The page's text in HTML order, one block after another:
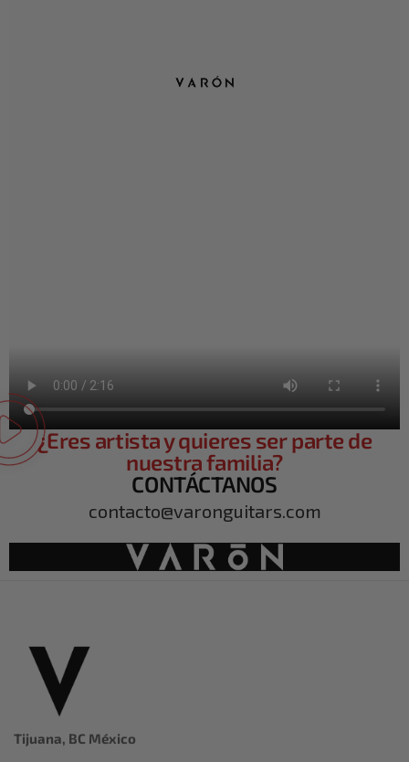
¿Eres artista y quieres ser parte de
nuestra familia?
CONTÁCTANOS
contacto@varonguitars.com
Tijuana, BC México